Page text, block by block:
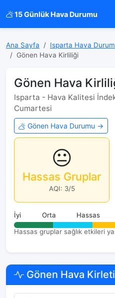
15 Günlük Hava Durumu
Ana Sayfa Isparta Hava
Gönen Hava Kirliliği
Gönen Hava
Isparta - Hava Kalitesi
Cumartesi
Gönen Hava Durumu →
😐
Hassas Gruplar
AQI: 3/5
İyi Orta Hassas
Hassas gruplar sağlık etkileri
Gönen Hava